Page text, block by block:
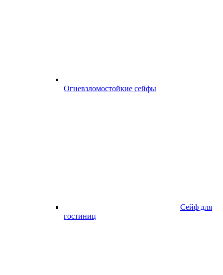
Огневзломостойкие сейфы
Сейф для
гостиниц